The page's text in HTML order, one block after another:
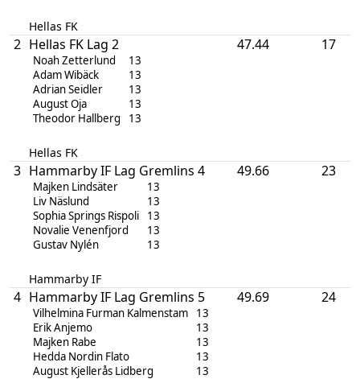
Hellas FK
2 Hellas FK Lag 2
Noah Zetterlund
13
Adam Wibäck
13
Adrian Seidler
13
August Oja
13
Theodor Hallberg
13
Hellas FK
47.44 17
3 Hammarby IF Lag Gremlins 4
Majken Lindsäter
13
Liv Näslund
13
Sophia Springs Rispoli
13
Novalie Venenfjord
13
Gustav Nylén
13
Hammarby IF
49.66 23
4 Hammarby IF Lag Gremlins 5
Vilhelmina Furman Kalmenstam
13
Erik Anjemo
13
Majken Rabe
13
Hedda Nordin Flato
13
August Kjellerås Lidberg
13
49.69 24